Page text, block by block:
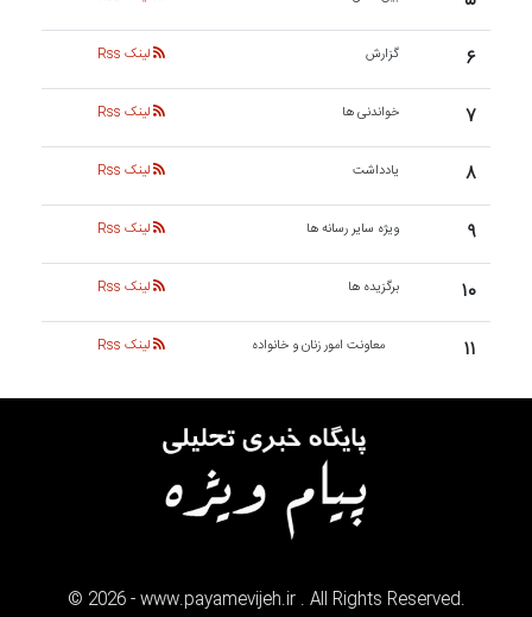
۶ گزارش لینک Rss
۷ خواندنی ها لینک Rss
۸ یادداشت لینک Rss
۹ ویژه سایر رسانه ها لینک Rss
۱۰ برگزیده ها لینک Rss
۱۱ معاونت امور زنان و خانواده لینک Rss
© 2026- www.payamevijeh.ir . All Rights Reserved.